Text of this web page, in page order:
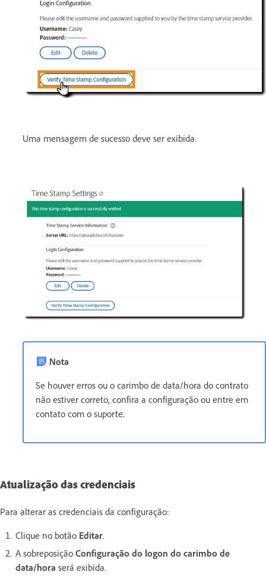
Uma mensagem de sucesso deve ser exibida.
Nota
Se houver erros ou o carimbo de data/hora do contrato
não estiver correto, confira a configuração ou entre em
contato com o suporte.
Atualização das credenciais
Para alterar as credenciais da configuração:
Clique no botão Editar.
A sobreposição Configuração do logon do carimbo de
data/hora será exibida.